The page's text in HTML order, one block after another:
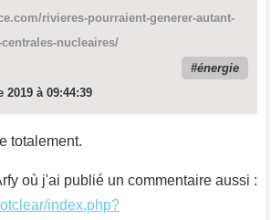
rivieres-pourraient-generer-autant-
nucleaires/
énergie
2019 à 09:44:39
totalement.
où j'ai publié un commentaire aussi :
index.php?